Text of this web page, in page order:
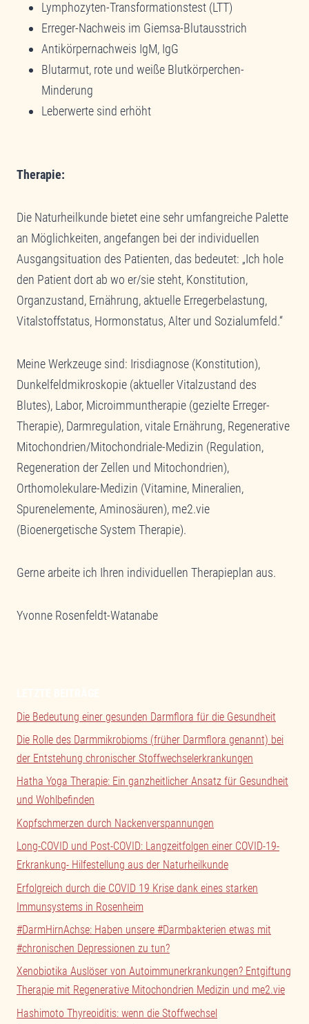
Lymphozyten-Transformationstest (LTT)
Erreger-Nachweis im Giemsa-Blutausstrich
Antikörpernachweis IgM, IgG
Blutarmut, rote und weiße Blutkörperchen-
Minderung
Leberwerte sind erhöht
Therapie:
Die Naturheilkunde bietet eine sehr umfangreiche Palette
an Möglichkeiten, angefangen bei der individuellen
Ausgangsituation des Patienten, das bedeutet: „Ich hole
den Patient dort ab wo er/sie steht, Konstitution,
Organzustand, Ernährung, aktuelle Erregerbelastung,
Vitalstoffstatus, Hormonstatus, Alter und Sozialumfeld.“
Meine Werkzeuge sind: Irisdiagnose (Konstitution),
Dunkelfeldmikroskopie (aktueller Vitalzustand des
Blutes), Labor, Microimmuntherapie (gezielte Erreger-
Therapie), Darmregulation, vitale Ernährung, Regenerative
Mitochondrien/Mitochondriale-Medizin (Regulation,
Regeneration der Zellen und Mitochondrien),
Orthomolekulare-Medizin (Vitamine, Mineralien,
Spurenelemente, Aminosäuren), me2.vie
(Bioenergetische System Therapie).
Gerne arbeite ich Ihren individuellen Therapieplan aus.
Yvonne Rosenfeldt-Watanabe
Die Bedeutung einer gesunden Darmflora für die Gesundheit
Die Rolle des Darmmikrobioms (früher Darmflora genannt) bei
der Entstehung chronischer Stoffwechselerkrankungen
Hatha Yoga Therapie: Ein ganzheitlicher Ansatz für Gesundheit
und Wohlbefinden
Kopfschmerzen durch Nackenverspannungen
Long-COVID und Post-COVID: Langzeitfolgen einer COVID-19-
Erkrankung- Hilfestellung aus der Naturheilkunde
Erfolgreich durch die COVID 19 Krise dank eines starken
Immunsystems in Rosenheim
#DarmHirnAchse: Haben unsere #Darmbakterien etwas mit
#chronischen Depressionen zu tun?
Xenobiotika Auslöser von Autoimmunerkrankungen? Entgiftung
Therapie mit Regenerative Mitochondrien Medizin und me2.vie
Hashimoto Thyreoiditis: wenn die Stoffwechsel